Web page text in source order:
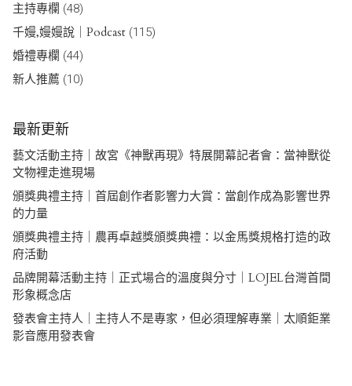
主持專欄 (48)
千嫚,嫚嫚說｜Podcast (115)
婚禮專欄 (44)
新人推薦 (10)
最新更新
藝文活動主持｜故宮《神獸再現》特展開幕記者會：當神獸從
文物裡走進現場
頒獎典禮主持｜首屆創作者影響力大賞：當創作成為影響世界
的力量
頒獎典禮主持｜農再卓越獎頒獎典禮：以金馬獎規格打造的政
府活動
品牌開幕活動主持｜正式場合的溫度與分寸｜LOJEL台灣首間
形象概念店
發表會主持人｜主持人不是專家，但必須理解專業｜太順鉅業
影音應用發表會